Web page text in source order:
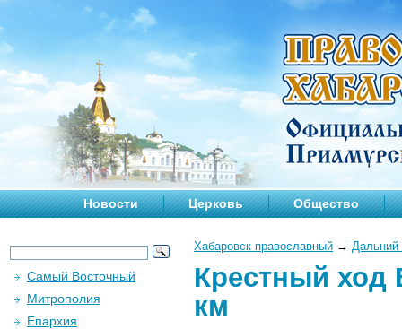
Новости Церковь Общество
Хабаровск православный → Дальний
Крестный ход
км
Самый Восточный
Митрополия
Епархия